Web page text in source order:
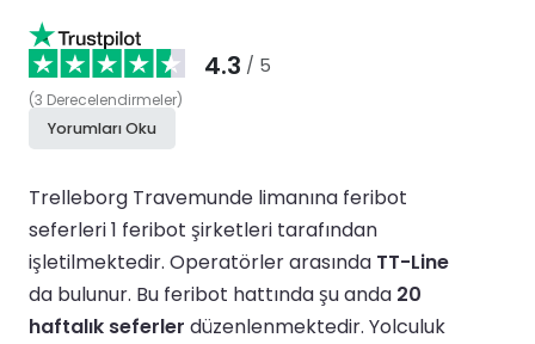
4.3 / 5
(3 Derecelendirmeler)
Yorumları Oku
Trelleborg Travemunde limanına feribot
seferleri 1 feribot şirketleri tarafından
işletilmektedir. Operatörler arasında TT-Line
da bulunur. Bu feribot hattında şu anda 20
haftalık seferler düzenlenmektedir. Yolculuk